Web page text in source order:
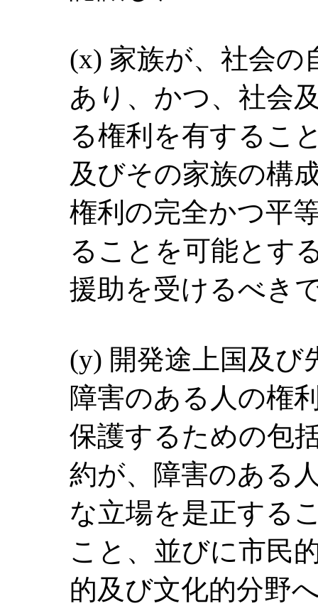
(x) 家族が、社会の
あり、かつ、社会
る権利を有するこ
及びその家族の構
権利の完全かつ平
ることを可能とす
援助を受けるべき
(y) 開発途上国及び
障害のある人の権
保護するための包
約が、障害のある
な立場を是正する
こと、並びに市民
的及び文化的分野